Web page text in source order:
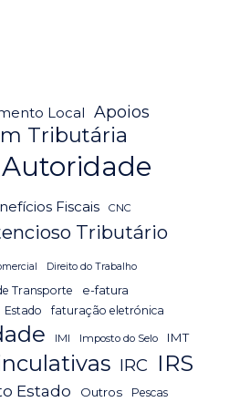
Local
Apoios
Tributária
Fiscais CNC
Tributário
Direito do Trabalho
Transporte e-fatura
Estado faturação eletrónica
IMI Imposto do Selo IMT
IRC IRS
Estado Outros Pescas